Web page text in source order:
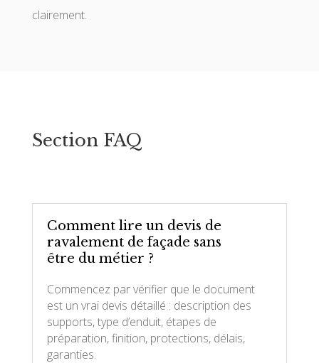
clairement.
Section FAQ
Comment lire un devis de
ravalement de façade sans
être du métier ?
Commencez par vérifier que le document
est un vrai devis détaillé : description des
supports, type d’enduit, étapes de
préparation, finition, protections, délais,
garanties.